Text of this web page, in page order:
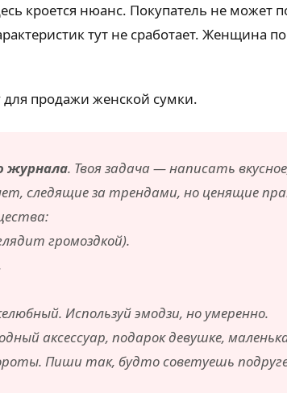
кроется нюанс. Покупатель не может
тут не сработает. Женщина
продажи женской сумки.
журнала. Твоя задача — написать
следящие за трендами, но ценящие
громоздкой).
Используй эмодзи, но умеренно.
аксессуар, подарок девушке,
Пиши так, будто советуешь